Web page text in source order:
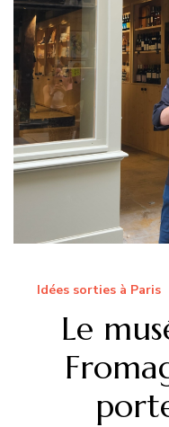
Idées sorties à Paris
Le